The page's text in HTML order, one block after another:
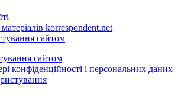
korrespondent.net
сайтом
сайтом
конфіденційності і персональних даних